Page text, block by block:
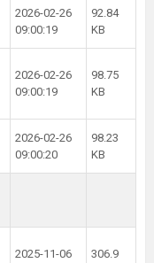
2026-02-26
09:00:19
92.84
KB
2026-02-26
09:00:19
98.75
KB
2026-02-26
09:00:20
98.23
KB
2025-11-06
306.9